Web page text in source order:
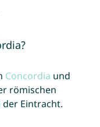
Concordia und
römischen
Eintracht.